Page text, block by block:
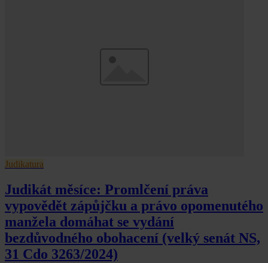
Judikatura
Judikát měsíce: Promlčení práva
vypovědět zápůjčku a právo opomenutého
manžela domáhat se vydání
bezdůvodného obohacení (velký senát NS,
31 Cdo 3263/2024)